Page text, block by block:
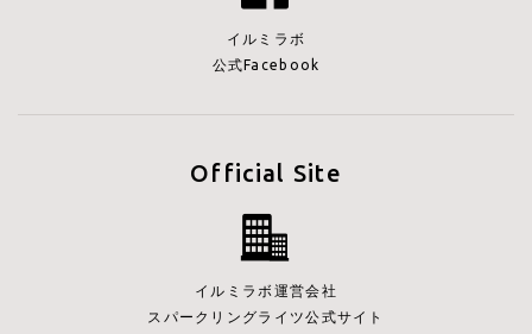
イルミラボ
公式Facebook
Official Site
イルミラボ運営会社
スパークリングライツ公式サイト